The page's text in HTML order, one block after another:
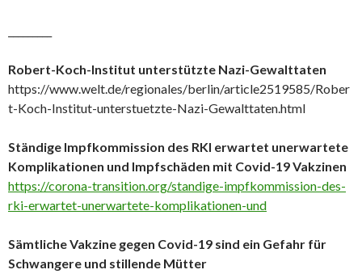
Robert-Koch-Institut unterstützte Nazi-Gewalttaten
https://www.welt.de/regionales/berlin/article2519585/Rober
t-Koch-Institut-unterstuetzte-Nazi-Gewalttaten.html
Ständige Impfkommission des RKI erwartet unerwartete
Komplikationen und Impfschäden mit Covid-19 Vakzinen
https://corona-transition.org/standige-impfkommission-des-
rki-erwartet-unerwartete-komplikationen-und
Sämtliche Vakzine gegen Covid-19 sind ein Gefahr für
Schwangere und stillende Mütter